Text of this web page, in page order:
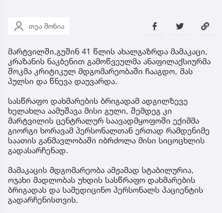
თეა შონია
მარტვილში,გუშინ 41 წლის ახალგაზრდა მამაკაცი,
კრაზანის ნაკბენით გამოწვეულმა ანაფილაქსიურმა
შოკმა კრიტიკულ მდგომარეობაში ჩააგდო, მას
პულსი და წნევა დაუვარდა.
სასწრაფო დახმარების ბრიგადამ ადგილზევე
ხელახლა აამუშავა მისი გული, შემდეგ კი
მარტვილის ცენტრალურ საავადმყოფოში ექიმმა
გიორგი ხორავამ პერსონალთან ერთად რამდენიმე
საათის განმავლობაში იბრძოლა მისი სიცოცხლის
გადასარჩენად.
მამაკაცის მდგომარეობა ამჟამად სტაბილურია,
ოჯახი მადლობას უხდის სასწრაფო დახმარების
ბრიგადას და სამედიცინო პერსონალს პაციენტის
გადარჩენისთვის.